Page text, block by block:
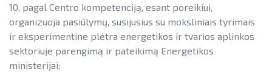
10. pagal Centro kompetenciją, esant poreikiui,
organizuoja pasiūlymų, susijusius su moksliniais tyrimais
ir eksperimentine plėtra energetikos ir tvarios aplinkos
sektoriuje parengimą ir pateikimą Energetikos
ministerijai;